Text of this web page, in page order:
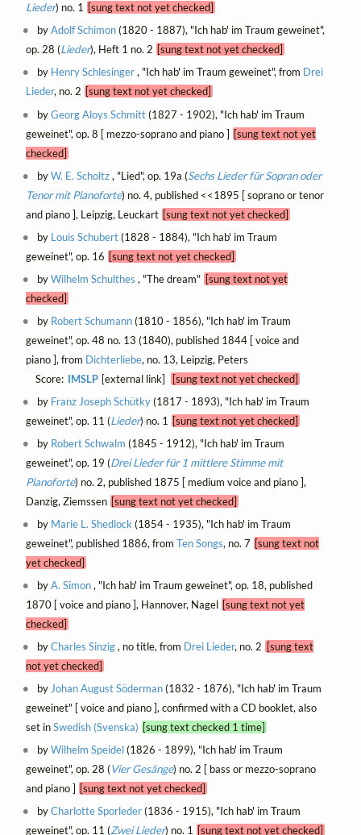
Lieder) no. 1 [sung text not yet checked]
byAdolf Schimon(1820 - 1887), "Ich hab' im Traum geweinet",
op. 28 (Lieder), Heft 1 no. 2 [sung text not yet checked]
by Henry Schlesinger, "Ich hab' im Traum geweinet", from Drei
Lieder, no. 2 [sung text not yet checked]
byGeorg Aloys Schmitt(1827 - 1902), "Ich hab' im Traum
geweinet", op. 8 [ mezzo-soprano and piano ] [sung text not yet
checked]
byW. E. Scholtz, "Lied", op. 19a (Sechs Lieder für Sopran oder
Tenor mit Pianoforte) no. 4, published <<1895 [ soprano or tenor
and piano ], Leipzig, Leuckart [sung text not yet checked]
by Louis Schubert(1828 - 1884), "Ich hab' im Traum
geweinet", op. 16 [sung text not yet checked]
byWilhelm Schulthes , "The dream" [sung text not yet
checked]
by Robert Schumann(1810 - 1856), "Ich hab' im Traum
geweinet", op. 48 no. 13 (1840), published 1844 [ voice and
piano ], from Dichterliebe, no. 13, Leipzig, Peters
Score: IMSLP [external link]
[sung text not yet checked]
by Franz Joseph Schütky(1817 - 1893), "Ich hab' im Traum
geweinet", op. 11 (Lieder) no. 1
[sung text not yet checked]
by Robert Schwalm (1845 - 1912), "Ich hab' im Traum
geweinet", op. 19 (Drei Lieder für 1 mittlere Stimme mit
Pianoforte) no. 2, published 1875 [ medium voice and piano ],
Danzig, Ziemssen [sung text not yet checked]
by Marie L. Shedlock (1854 - 1935), "Ich hab' im Traum
geweinet", published 1886, from Ten Songs, no. 7 [sung text not
yet checked]
byA. Simon, "Ich hab' im Traum geweinet", op. 18, published
1870 [ voice and piano ], Hannover, Nagel [sung text not yet
checked]
byCharles Sinzig, no title, from Drei Lieder, no. 2 [sung text
not yet checked]
by Johan August Söderman(1832 - 1876), "Ich hab' im Traum
geweinet" [ voice and piano ], confirmed with a CD booklet, also
set inSwedish (Svenska) [sung text checked 1 time]
byWilhelm Speidel(1826 - 1899), "Ich hab' im Traum
geweinet", op. 28 (Vier Gesänge) no. 2 [ bass or mezzo-soprano
and piano ] [sung text not yet checked]
byCharlotte Sporleder(1836 - 1915), "Ich hab' im Traum
geweinet", op. 11 (Zwei Lieder) no. 1 [sung text not yet checked]